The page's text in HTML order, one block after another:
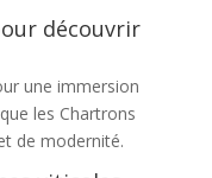
découvrir
une immersion
les Chartrons
de modernité.